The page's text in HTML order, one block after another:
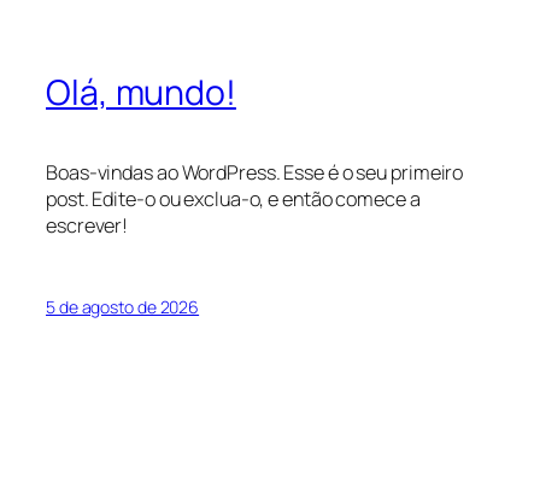
Olá, mundo!
Boas-vindas ao WordPress. Esse é o seu primeiro
post. Edite-o ou exclua-o, e então comece a
escrever!
5 de agosto de 2026